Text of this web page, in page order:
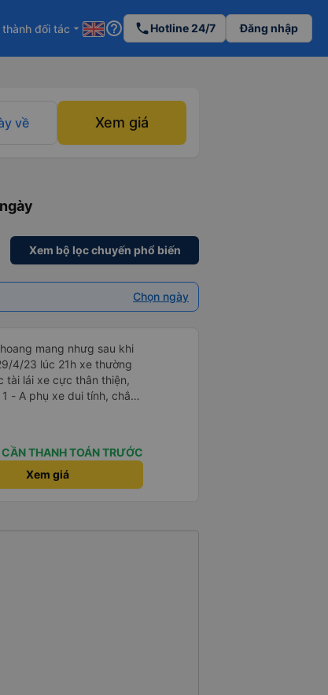
thành đối tác arrow_drop_down help_outline phoneHotline 24/7 Đăng nhập
về Xem giá
Xem bộ lọc chuyến phổ biến
Chọn ngày
mang nhưg sau khi
4/23 lúc 21h xe thường
tài lái xe cực thân thiện,
câu đó - Xe xuất bến
nhìn chug khá ổn, có
THANH TOÁN TRƯỚC
Xem giá